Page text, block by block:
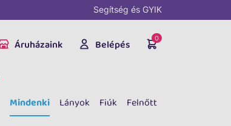
Segítség és GYIK
Áruházaink Belépés 0
Mindenki
Lányok Fiúk Felnőtt